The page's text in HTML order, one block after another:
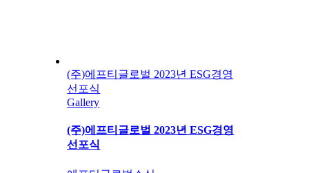
(주)에프티글로벌 2023년 ESG경영
선포식
Gallery
(주)에프티글로벌 2023년 ESG경영
선포식